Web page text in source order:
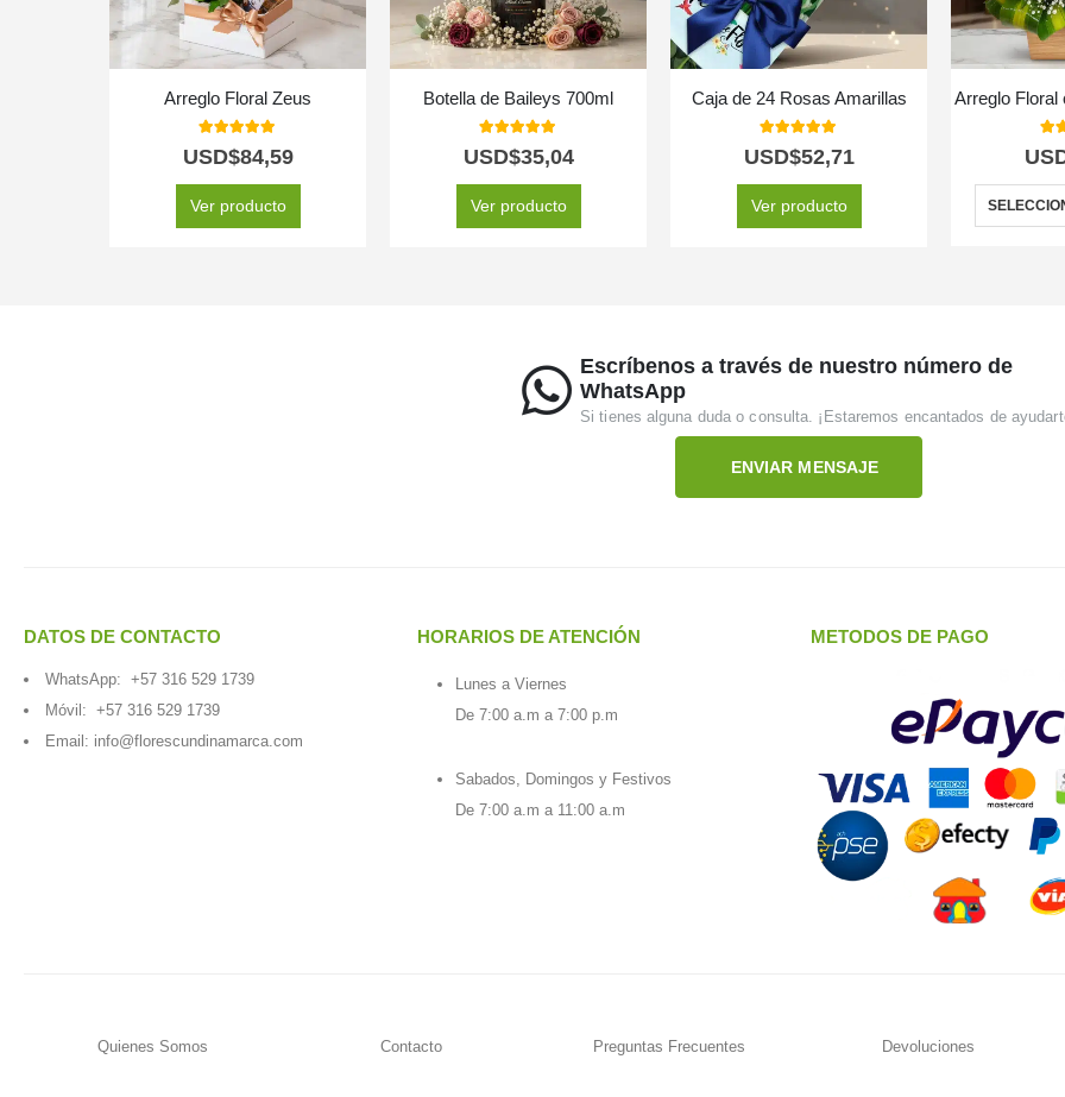
Arreglo Floral Zeus
out of 5
USD$84,59
Ver producto
Botella de Baileys 700ml
out of 5
USD$35,04
Ver producto
Caja de 24 Rosas Amarillas
out of 5
USD$52,71
Ver producto
Arreglo Floral
Escríbenos a través de nuestro número de
WhatsApp
Si tienes alguna duda o consulta. ¡Estaremos encantados de
ENVIAR MENSAJE
DATOS DE CONTACTO
WhatsApp: +57 316 529 1739
Móvil: +57 316 529 1739
Email: info@florescundinamarca.com
HORARIOS DE ATENCIÓN
Lunes a Viernes
De 7:00 a.m a 7:00 p.m
Sabados, Domingos y Festivos
De 7:00 a.m a 11:00 a.m
METODOS DE PAGO
Quienes Somos Contacto Preguntas Frecuentes Devoluciones